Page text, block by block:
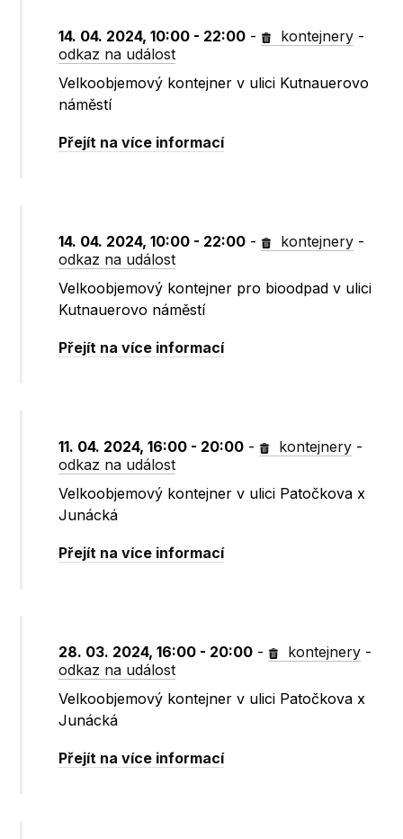
14. 04. 2024, 10:00 - 22:00 - kontejnery -
odkaz na událost
Velkoobjemový kontejner v ulici Kutnauerovo
náměstí
Přejít na více informací
14. 04. 2024, 10:00 - 22:00 - kontejnery -
odkaz na událost
Velkoobjemový kontejner pro bioodpad v ulici
Kutnauerovo náměstí
Přejít na více informací
11. 04. 2024, 16:00 - 20:00 - kontejnery -
odkaz na událost
Velkoobjemový kontejner v ulici Patočkova x
Junácká
Přejít na více informací
28. 03. 2024, 16:00 - 20:00 - kontejnery -
odkaz na událost
Velkoobjemový kontejner v ulici Patočkova x
Junácká
Přejít na více informací